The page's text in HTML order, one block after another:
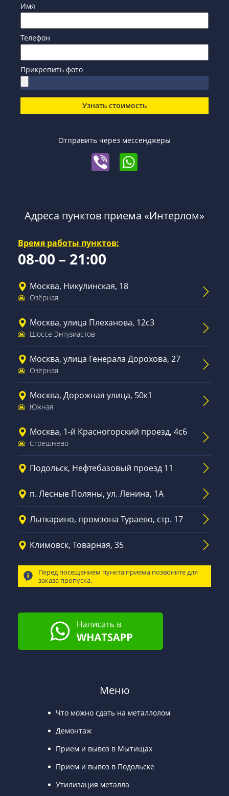
Имя
Телефон
Прикрепить фото
Узнать стоимость
Отправить через мессенджеры
Адреса пунктов приема «Интерлом»
Время работы пунктов:
08-00 – 21:00
Москва, Никулинская, 18
Озёрная
Москва, улица Плеханова, 12с3
Шоссе Энтузиастов
Москва, улица Генерала Дорохова, 27
Озёрная
Москва, Дорожная улица, 50к1
Южная
Москва, 1-й Красногорский проезд, 4с6
Стрешнево
Подольск, Нефтебазовый проезд 11
п. Лесные Поляны, ул. Ленина, 1А
Лыткарино, промзона Тураево, стр. 17
Климовск, Товарная, 35
Перед посещением пункта приема позвоните для
заказа пропуска.
Меню
Что можно сдать на металлолом
Демонтаж
Прием и вывоз в Мытищах
Прием и вывоз в Подольске
Утилизация металла